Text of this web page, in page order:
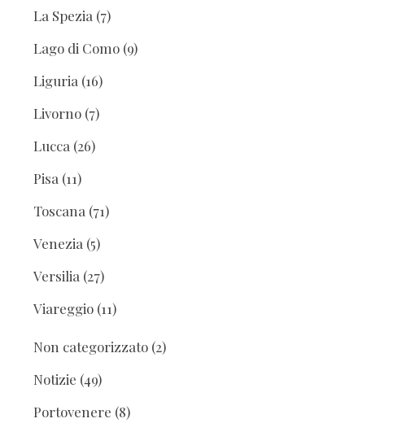
La Spezia (7)
Lago di Como (9)
Liguria (16)
Livorno (7)
Lucca (26)
Pisa (11)
Toscana (71)
Venezia (5)
Versilia (27)
Viareggio (11)
Non categorizzato (2)
Notizie (49)
Portovenere (8)